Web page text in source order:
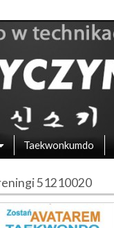
Taekwonkumdo
51210020